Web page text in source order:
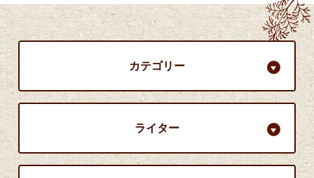
カテゴリー
ライター